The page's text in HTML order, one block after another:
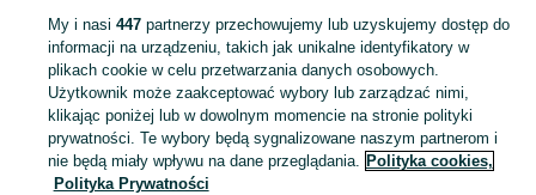
KATEGORIA
Szeroki wybór swetrów męskich Płock ▶️ Różne materiały, kolory i rozmiary ✅ Nowe i używane w atrakcyjnych cenach ✌ Sprawdź oferty na OLX.pl! Zobacz
Mapa kategorii
Mapa miejscowości
My i nasi 447partnerzy przechowujemy lub uzyskujemy dostęp do
informacji na urządzeniu, takich jak unikalne identyfikatory w
plikach cookie w celu przetwarzania danych osobowych.
Użytkownik może zaakceptować wybory lub zarządzać nimi,
klikając poniżej lub w dowolnym momencie na stronie polityki
prywatności. Te wybory będą sygnalizowane naszym partnerom i
nie będą miały wpływu na dane przeglądania. Polityka cookies,
Polityka Prywatności